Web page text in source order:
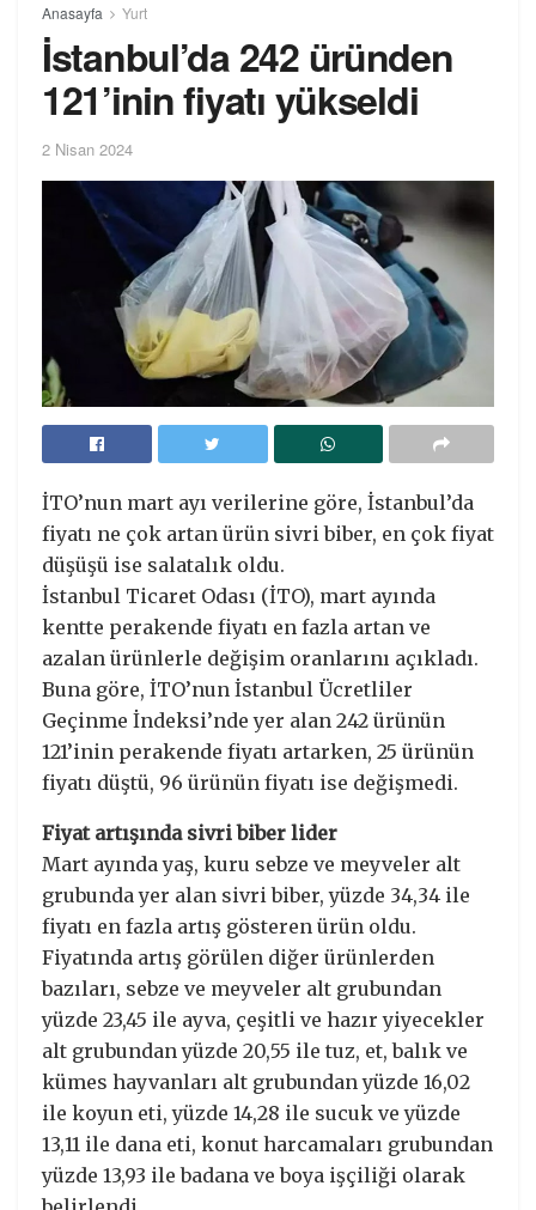
Anasayfa Yurt
İstanbul’da 242 üründen
121’inin fiyatı yükseldi
2 Nisan 2024
İTO’nun mart ayı verilerine göre, İstanbul’da
fiyatı ne çok artan ürün sivri biber, en çok fiyat
düşüşü ise salatalık oldu.
İstanbul Ticaret Odası (İTO), mart ayında
kentte perakende fiyatı en fazla artan ve
azalan ürünlerle değişim oranlarını açıkladı.
Buna göre, İTO’nun İstanbul Ücretliler
Geçinme İndeksi’nde yer alan 242 ürünün
121’inin perakende fiyatı artarken, 25 ürünün
fiyatı düştü, 96 ürünün fiyatı ise değişmedi.
Fiyat artışında sivri biber lider
Mart ayında yaş, kuru sebze ve meyveler alt
grubunda yer alan sivri biber, yüzde 34,34 ile
fiyatı en fazla artış gösteren ürün oldu.
Fiyatında artış görülen diğer ürünlerden
bazıları, sebze ve meyveler alt grubundan
yüzde 23,45 ile ayva, çeşitli ve hazır yiyecekler
alt grubundan yüzde 20,55 ile tuz, et, balık ve
kümes hayvanları alt grubundan yüzde 16,02
ile koyun eti, yüzde 14,28 ile sucuk ve yüzde
13,11 ile dana eti, konut harcamaları grubundan
yüzde 13,93 ile badana ve boya işçiliği olarak